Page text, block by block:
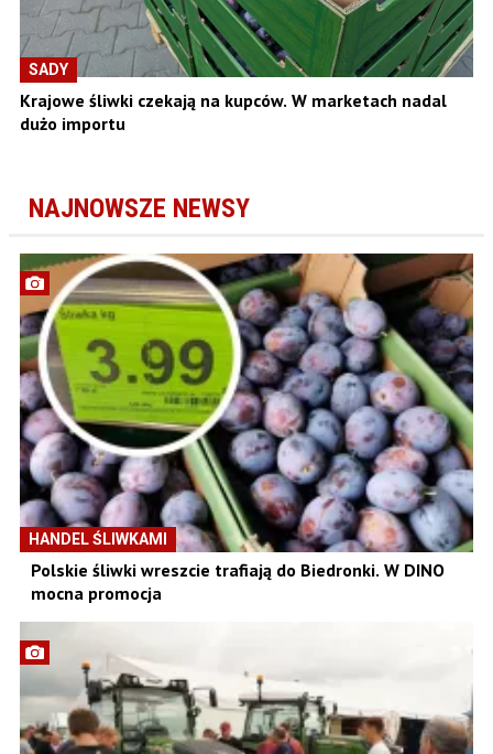
SADY
Krajowe śliwki czekają na kupców. W marketach nadal
dużo importu
NAJNOWSZE NEWSY
HANDEL ŚLIWKAMI
Polskie śliwki wreszcie trafiają do Biedronki. W DINO
mocna promocja